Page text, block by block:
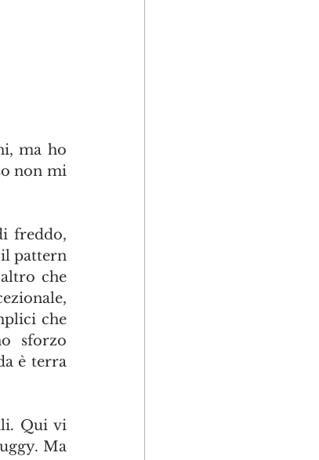
ma ho
non mi
freddo,
il pattern
che
che
sforzo
è terra
Qui vi
Ma